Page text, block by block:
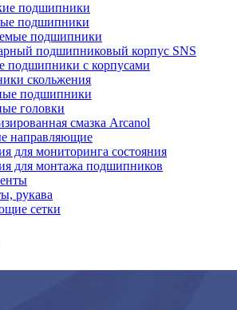
подшипники
подшипники
подшипники
подшипниковый корпус SNS
подшипники с корпусами
скольжения
подшипники
головки
смазка Arcanol
направляющие
для мониторинга состояния
для монтажа подшипников
рукава
сетки